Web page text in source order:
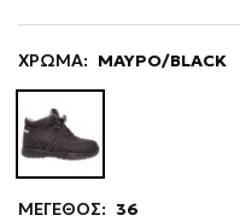
ΧΡΩΜΑ: ΜΑΥΡΟ/BLACK
ΜΕΓΕΘΟΣ: 36